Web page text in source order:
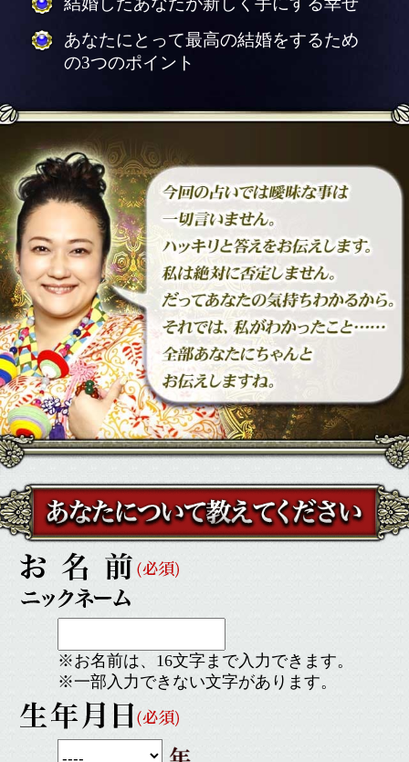
あなたにとって最高の結婚をするため
の3つのポイント
※お名前は、16文字まで入力できます。
※一部入力できない文字があります。